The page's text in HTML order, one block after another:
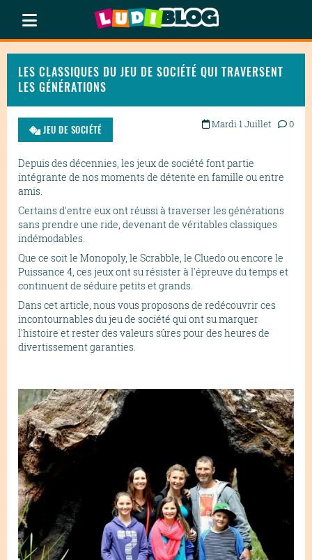
LES CLASSIQUES DU JEU DE SOCIÉTÉ QUI TRAVERSENT
LES GÉNÉRATIONS
JEU DE SOCIÉTÉ Mardi 1 Juillet 0
Depuis des décennies, les jeux de société font partie
intégrante de nos moments de détente en famille ou entre
amis.
Certains d'entre eux ont réussi à traverser les générations
sans prendre une ride, devenant de véritables classiques
indémodables.
Que ce soit le Monopoly, le Scrabble, le Cluedo ou encore le
Puissance 4, ces jeux ont su résister à l'épreuve du temps et
continuent de séduire petits et grands.
Dans cet article, nous vous proposons de redécouvrir ces
incontournables du jeu de société qui ont su marquer
l'histoire et rester des valeurs sûres pour des heures de
divertissement garanties.